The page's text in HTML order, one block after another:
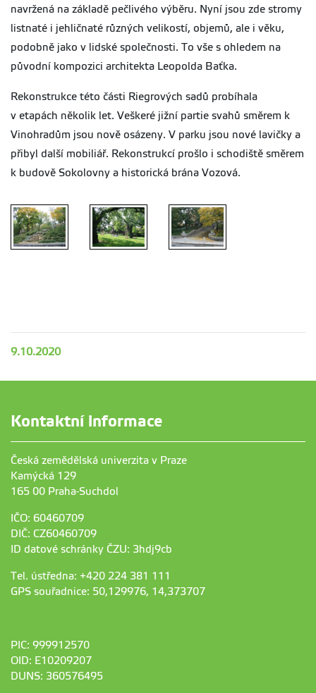
navržená na základě pečlivého výběru. Nyní jsou zde stromy
listnaté i jehličnaté různých velikostí, objemů, ale i věku,
podobně jako v lidské společnosti. To vše s ohledem na
původní kompozici architekta Leopolda Baťka.
Rekonstrukce této části Riegrových sadů probíhala
v etapách několik let. Veškeré jižní partie svahů směrem k
Vinohradům jsou nově osázeny. V parku jsou nové lavičky a
přibyl další mobiliář. Rekonstrukcí prošlo i schodiště směrem
k budově Sokolovny a historická brána Vozová.
9.10.2020
Kontaktní informace
Česká zemědělská univerzita v Praze
Kamýcká 129
165 00 Praha-Suchdol
IČO: 60460709
DIČ: CZ60460709
ID datové schránky ČZU: 3hdj9cb
Tel. ústředna: +420 224 381 111
GPS souřadnice: 50,129976, 14,373707
PIC: 999912570
OID: E10209207
DUNS: 360576495